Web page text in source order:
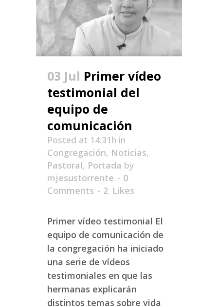
03 Jul Primer vídeo
testimonial del
equipo de
comunicación
Posted at 14:31h in
Congregación, Noticias,
Pastoral, Portada by
mjesustorrente
0
Comments
2 Likes
Primer vídeo testimonial El
equipo de comunicación de
la congregación ha iniciado
una serie de vídeos
testimoniales en que las
hermanas explicarán
distintos temas sobre vida